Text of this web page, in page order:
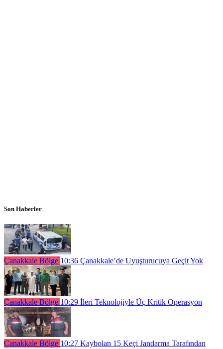
Son Haberler
Çanakkale Bölge 10:36 Çanakkale’de Uyuşturucuya Geçit Yok
Çanakkale Bölge 10:29 İleri Teknolojiyle Üç Kritik Operasyon
Çanakkale Bölge 10:27 Kaybolan 15 Keçi Jandarma Tarafından